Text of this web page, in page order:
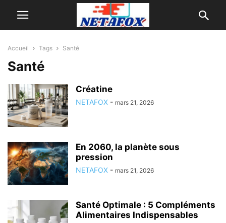
Accueil Tags Santé
Santé
Créatine
NETAFOX - mars 21, 2026
En 2060, la planète sous
pression
NETAFOX - mars 21, 2026
Santé Optimale : 5 Compléments
Alimentaires Indispensables